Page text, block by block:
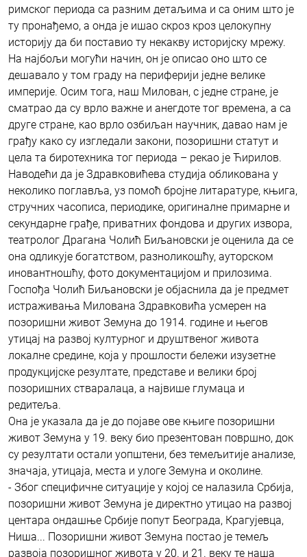
римског периода са разним детаљима и са оним што је
ту пронађемо, а онда је ишао скроз кроз целокупну
историју да би поставио ту некакву историјску мрежу.
На најбољи могући начин, он је описао оно што се
дешавало у том граду на периферији једне велике
империје. Осим тога, наш Милован, с једне стране, је
сматрао да су врло важне и анегдоте тог времена, а са
друге стране, као врло озбиљан научник, давао нам је
грађу како су изгледали закони, позоришни статут и
цела та биротехника тог периода – рекао је Ћирилов.
Наводећи да је Здравковићева студија обликована у
неколико поглавља, уз помоћ бројне литаратуре, књига,
стручних часописа, периодике, оригиналне примарне и
секундарне грађе, приватних фондова и других извора,
театролог Драгана Чолић Биљановски је оценила да се
она одликује богатством, разноликошћу, ауторском
иновантношћу, фото документацијом и прилозима.
Госпођа Чолић Биљановски је објаснила да је предмет
истраживања Милована Здравковића усмерен на
позоришни живот Земуна до 1914. године и његов
утицај на развој културног и друштвеног живота
локалне средине, која у прошлости бележи изузетне
продукцијске резултате, представе и велики број
позоришних стваралаца, а највише глумаца и
редитеља.
Она је указала да је до појаве ове књиге позоришни
живот Земуна у 19. веку био презентован површно, док
су резултати остали уопштени, без темељитије анализе,
значаја, утицаја, места и улоге Земуна и околине.
- Због специфичне ситуације у којој се налазила Србија,
позоришни живот Земуна је директно утицао на развој
центара ондашње Србије попут Београда, Крагујевца,
Ниша... Позоришни живот Земуна постао је темељ
развоја позоришног живота у 20. и 21. веку те наша